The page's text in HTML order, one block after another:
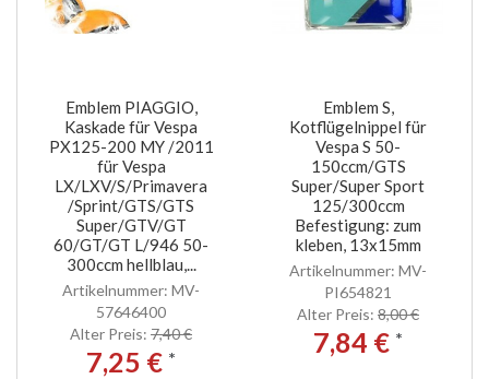
Emblem PIAGGIO,
Kaskade für Vespa
PX125-200 MY /2011
für Vespa
LX/LXV/S/Primavera
/Sprint/GTS/GTS
Super/GTV/GT
60/GT/GT L/946 50-
300ccm hellblau,...
Artikelnummer: MV-
57646400
Alter Preis: 7,40 €
7,25 € *
Emblem S,
Kotflügelnippel für
Vespa S 50-
150ccm/GTS
Super/Super Sport
125/300ccm
Befestigung: zum
kleben, 13x15mm
Artikelnummer: MV-
PI654821
Alter Preis: 8,00 €
7,84 € *